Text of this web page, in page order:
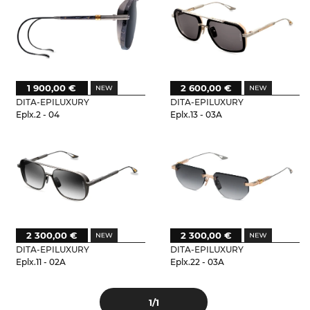
DITA-EPILUXURY
Eplx.2 - 04
1 900,00 €
DITA-EPILUXURY
Eplx.13 - 03A
2 600,00 €
DITA-EPILUXURY
Eplx.11 - 02A
2 300,00 €
DITA-EPILUXURY
Eplx.22 - 03A
2 300,00 €
1/1